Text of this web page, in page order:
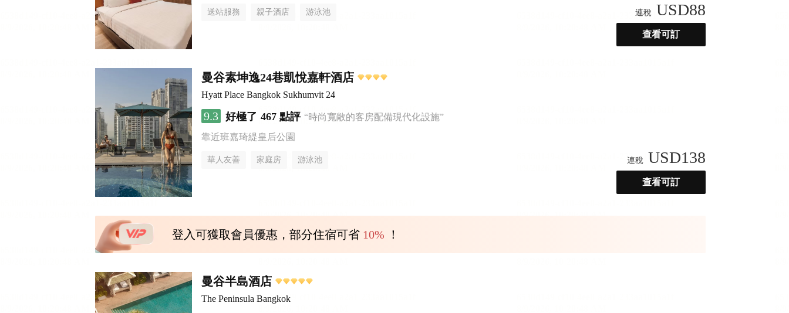
送站服務 親子酒店 游泳池 連稅 USD88
查看可訂
曼谷素坤逸24巷凱悅嘉軒酒店
Hyatt Place Bangkok Sukhumvit 24
9.3 好極了 467 點評 “時尚寬敞的客房配備現代化設施”
靠近班嘉琦緹皇后公園
華人友善 家庭房 游泳池 連稅 USD138
查看可訂
登入可獲取會員優惠，部分住宿可省 10% ！
曼谷半島酒店
The Peninsula Bangkok